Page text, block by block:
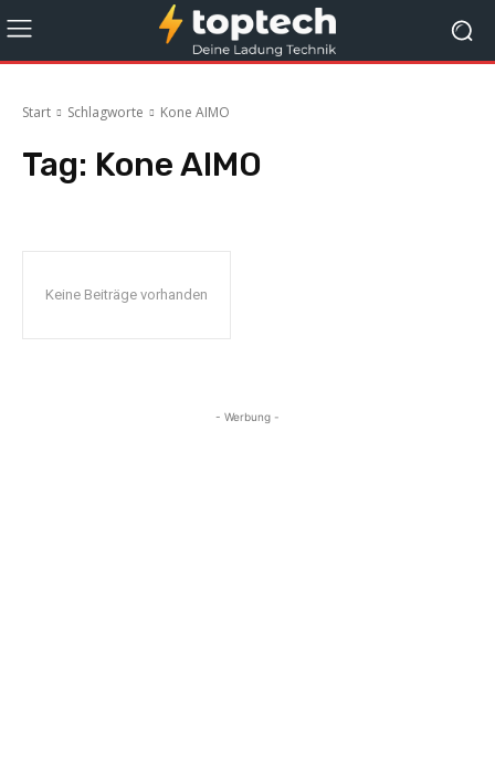
Start Schlagworte Kone AIMO
Tag: Kone AIMO
Keine Beiträge vorhanden
- Werbung -